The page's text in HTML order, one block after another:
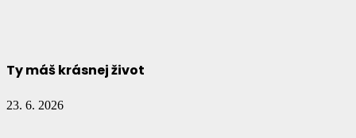
Ty máš krásnej život
23. 6. 2026